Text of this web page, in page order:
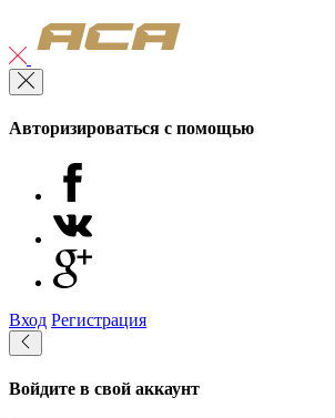
Авторизироваться с помощью
Вход Регистрация
Войдите в свой аккаунт